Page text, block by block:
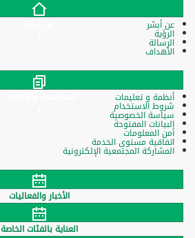
عن أبشر
الرؤية
الرسالة
الأهداف
أنظمة و تعليمات
شروط الاستخدام
سياسة الخصوصية
البيانات المفتوحة
أمن المعلومات
اتفاقية مستوى الخدمة
المشاركة المجتمعية الإلكترونية
الأخبار والفعاليات
العناية بالفئات الخاصة